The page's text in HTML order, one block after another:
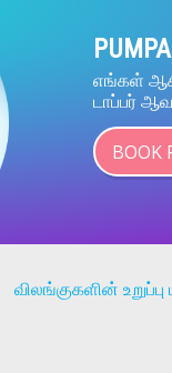
எங்கள்
டாப்பர்
BOOK
விலங்குகளின்